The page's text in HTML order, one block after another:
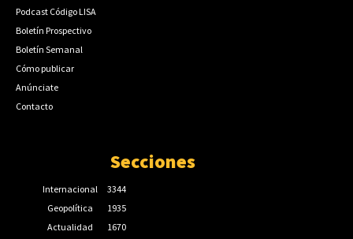
Podcast Código LISA
Boletín Prospectivo
Boletín Semanal
Cómo publicar
Anúnciate
Contacto
Secciones
Internacional
3344
Geopolítica
1935
Actualidad
1670